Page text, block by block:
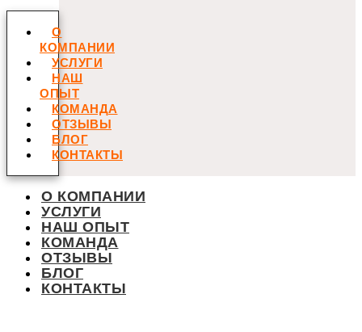
О
КОМПАНИИ
УСЛУГИ
НАШ
ОПЫТ
КОМАНДА
ОТЗЫВЫ
БЛОГ
КОНТАКТЫ
О КОМПАНИИ
УСЛУГИ
НАШ ОПЫТ
КОМАНДА
ОТЗЫВЫ
БЛОГ
КОНТАКТЫ